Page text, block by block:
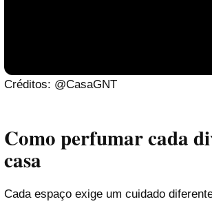
Créditos: @CasaGNT
Como perfumar cada
casa
Cada espaço exige um cuidado